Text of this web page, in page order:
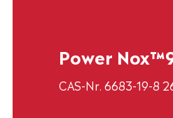
Power
CAS-Nr. 6683-19-8